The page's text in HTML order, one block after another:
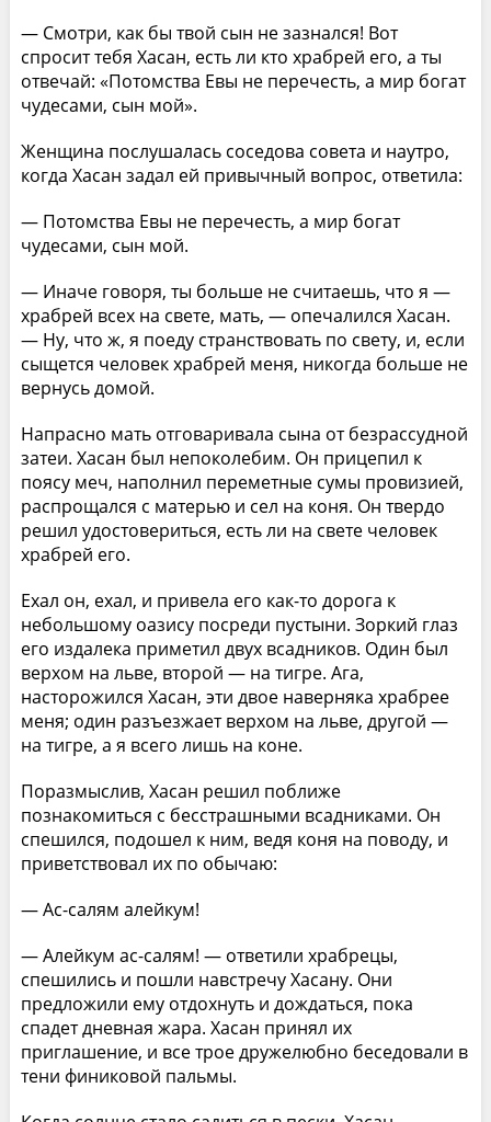
— Смотри, как бы твой сын не зазнался! Вот
спросит тебя Хасан, есть ли кто храбрей его, а ты
отвечай: «Потомства Евы не перечесть, а мир богат
чудесами, сын мой».
Женщина послушалась соседова совета и наутро,
когда Хасан задал ей привычный вопрос, ответила:
— Потомства Евы не перечесть, а мир богат
чудесами, сын мой.
— Иначе говоря, ты больше не считаешь, что я —
храбрей всех на свете, мать, — опечалился Хасан.
— Ну, что ж, я поеду странствовать по свету, и, если
сыщется человек храбрей меня, никогда больше не
вернусь домой.
Напрасно мать отговаривала сына от безрассудной
затеи. Хасан был непоколебим. Он прицепил к
поясу меч, наполнил переметные сумы провизией,
распрощался с матерью и сел на коня. Он твердо
решил удостовериться, есть ли на свете человек
храбрей его.
Ехал он, ехал, и привела его как-то дорога к
небольшому оазису посреди пустыни. Зоркий глаз
его издалека приметил двух всадников. Один был
верхом на льве, второй — на тигре. Ага,
насторожился Хасан, эти двое наверняка храбрее
меня; один разъезжает верхом на льве, другой —
на тигре, а я всего лишь на коне.
Поразмыслив, Хасан решил поближе
познакомиться с бесстрашными всадниками. Он
спешился, подошел к ним, ведя коня на поводу, и
приветствовал их по обычаю:
— Ас-салям алейкум!
— Алейкум ас-салям! — ответили храбрецы,
спешились и пошли навстречу Хасану. Они
предложили ему отдохнуть и дождаться, пока
спадет дневная жара. Хасан принял их
приглашение, и все трое дружелюбно беседовали в
тени финиковой пальмы.